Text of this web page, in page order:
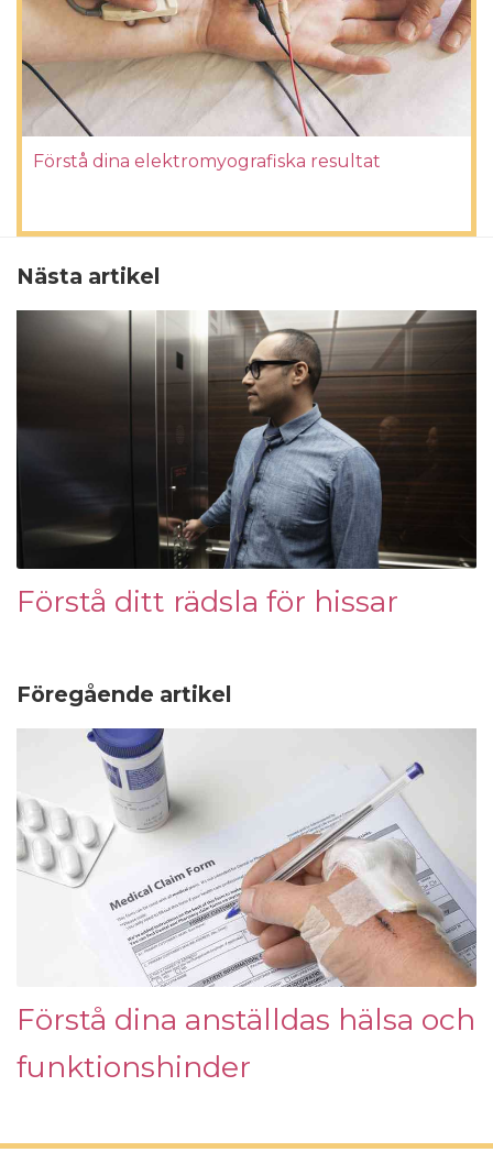
Förstå dina elektromyografiska resultat
Nästa artikel
Förstå ditt rädsla för hissar
Föregående artikel
Förstå dina anställdas hälsa och
funktionshinder